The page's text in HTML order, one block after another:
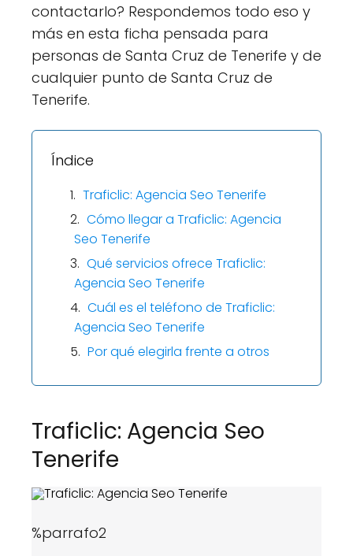
contactarlo? Respondemos todo eso y
más en esta ficha pensada para
personas de Santa Cruz de Tenerife y de
cualquier punto de Santa Cruz de
Tenerife.
Índice
Traficlic: Agencia Seo Tenerife
Cómo llegar a Traficlic: Agencia
Seo Tenerife
Qué servicios ofrece Traficlic:
Agencia Seo Tenerife
Cuál es el teléfono de Traficlic:
Agencia Seo Tenerife
Por qué elegirla frente a otros
Traficlic: Agencia Seo
Tenerife
%parrafo2